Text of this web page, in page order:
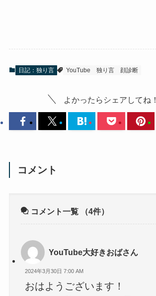
日記：独り言 YouTube 独り言 顔診断
よかったらシェアしてね！
コメント
コメント一覧 （4件）
YouTube大好きおばさん
2024年3月30日 7:00 AM
おはようございます！